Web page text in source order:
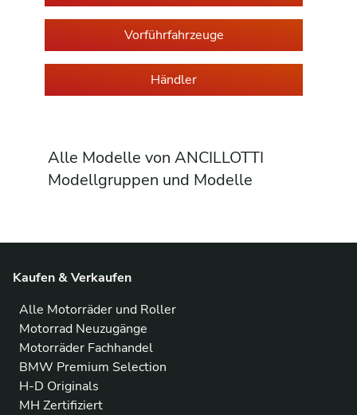
Vorführfahrzeuge
Händler
Alle Modelle von ANCILLOTTI
Modellgruppen und Modelle
Kaufen & Verkaufen
Alle Motorräder und Roller
Motorrad Neuzugänge
Motorräder Fachhandel
BMW Premium Selection
H-D Originals
MH Zertifiziert